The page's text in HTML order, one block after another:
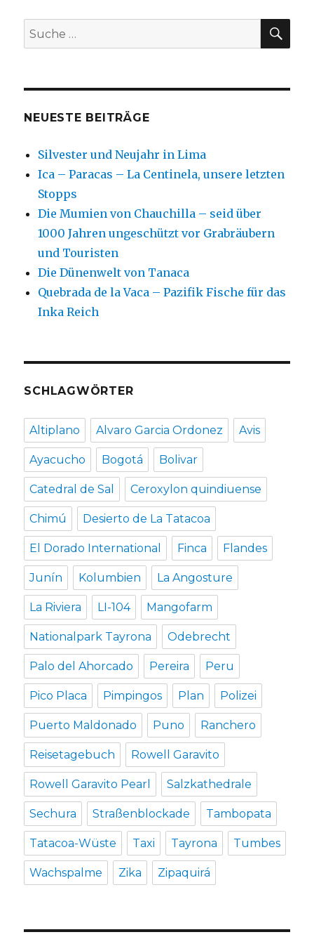
Suche
nach:
NEUESTE BEITRÄGE
Silvester und Neujahr in Lima
Ica – Paracas – La Centinela, unsere letzten
Stopps
Die Mumien von Chauchilla – seid über
1000 Jahren ungeschützt vor Grabräubern
und Touristen
Die Dünenwelt von Tanaca
Quebrada de la Vaca – Pazifik Fische für das
Inka Reich
SCHLAGWÖRTER
Altiplano Alvaro Garcia Ordonez Avis
Ayacucho Bogotá Bolivar
Catedral de Sal Ceroxylon quindiuense
Chimú Desierto de La Tatacoa
El Dorado International Finca Flandes
Junín Kolumbien La Angosture
La Riviera LI-104 Mangofarm
Nationalpark Tayrona Odebrecht
Palo del Ahorcado Pereira Peru
Pico Placa Pimpingos Plan Polizei
Puerto Maldonado Puno Ranchero
Reisetagebuch Rowell Garavito
Rowell Garavito Pearl Salzkathedrale
Sechura Straßenblockade Tambopata
Tatacoa-Wüste Taxi Tayrona Tumbes
Wachspalme Zika Zipaquirá